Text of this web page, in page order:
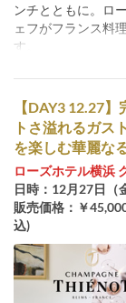
ンチとともに。ロ
ェフがフランス料
す。
【DAY3 12.27
トさ溢れるガス
を楽しむ華麗な
ローズホテル横浜
日時：12月27日（
販売価格：￥
込)